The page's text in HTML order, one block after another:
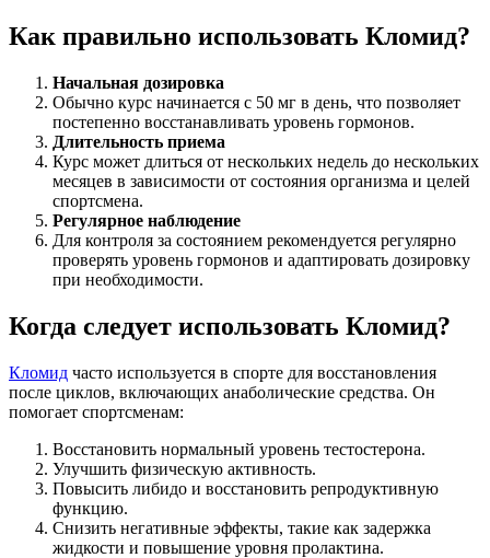
Как правильно использовать Кломид?
Начальная дозировка
Обычно курс начинается с 50 мг в день, что позволяет
постепенно восстанавливать уровень гормонов.
Длительность приема
Курс может длиться от нескольких недель до нескольких
месяцев в зависимости от состояния организма и целей
спортсмена.
Регулярное наблюдение
Для контроля за состоянием рекомендуется регулярно
проверять уровень гормонов и адаптировать дозировку
при необходимости.
Когда следует использовать Кломид?
Кломид часто используется в спорте для восстановления
после циклов, включающих анаболические средства. Он
помогает спортсменам:
Восстановить нормальный уровень тестостерона.
Улучшить физическую активность.
Повысить либидо и восстановить репродуктивную
функцию.
Снизить негативные эффекты, такие как задержка
жидкости и повышение уровня пролактина.